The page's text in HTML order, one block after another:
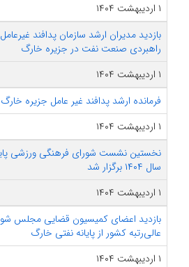
۱ اردیبهشت ۱۴۰۴
بازدید مدیران ارشد سازمان پدافند
راهبردی صنعت نفت در جزیره خارگ
۱ اردیبهشت ۱۴۰۴
فرمانده ارشد پدافند غیر عامل جزیره
۱ اردیبهشت ۱۴۰۴
نخستین نشست شورای فرهنگی ورزشی
سال ۱۴۰۴ برگزار شد
۱ اردیبهشت ۱۴۰۴
بازدید اعضای کمیسیون قضایی مجلس
عالی‌رتبه کشور از پایانه نفتی خارگ
۱ اردیبهشت ۱۴۰۴